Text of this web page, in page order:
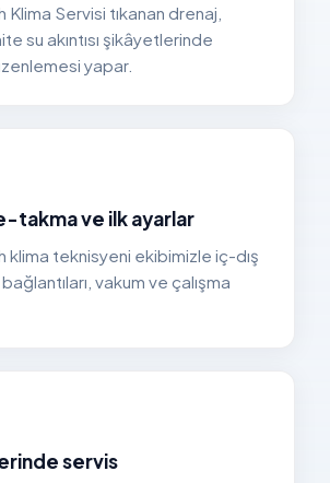
Servisi tıkanan drenaj,
su akıntısı şikâyetlerinde
yapar.
takma ve ilk ayarlar
klima teknisyeni ekibimizle iç-dış
vakum ve çalışma
servis